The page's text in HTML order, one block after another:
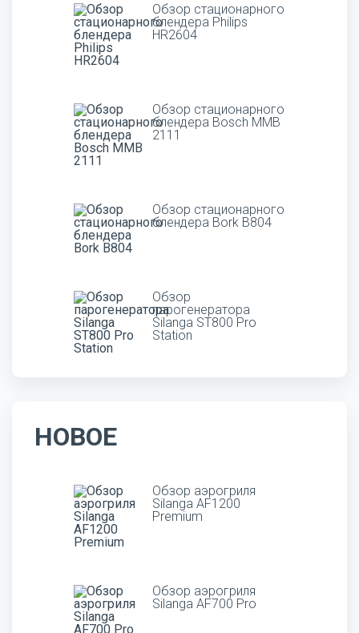
Обзор стационарного
блендера Philips
HR2604
Обзор стационарного
блендера Bosch MMB
2111
Обзор стационарного
блендера Bork B804
Обзор
парогенератора
Silanga ST800 Pro
Station
НОВОЕ
Обзор аэрогриля
Silanga AF1200
Premium
Обзор аэрогриля
Silanga AF700 Pro